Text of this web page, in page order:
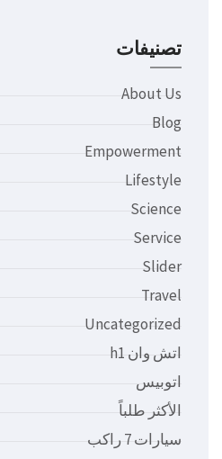
تصنيفات
About Us
Blog
Empowerment
Lifestyle
Science
Service
Slider
Travel
Uncategorized
اتش وان h1
اتوبيس
الأكثر طلباً
سيارات 7 راكب